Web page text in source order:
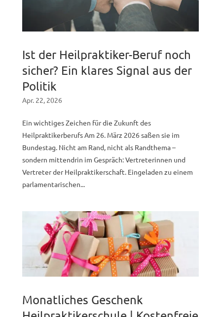
Ist der Heilpraktiker-Beruf noch
sicher? Ein klares Signal aus der
Politik
Apr. 22, 2026
Ein wichtiges Zeichen für die Zukunft des
Heilpraktikerberufs Am 26. März 2026 saßen sie im
Bundestag. Nicht am Rand, nicht als Randthema –
sondern mittendrin im Gespräch: Vertreterinnen und
Vertreter der Heilpraktikerschaft. Eingeladen zu einem
parlamentarischen...
Monatliches Geschenk